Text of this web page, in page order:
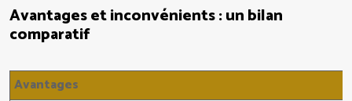
Avantages et inconvénients : un bilan
comparatif
Avantages